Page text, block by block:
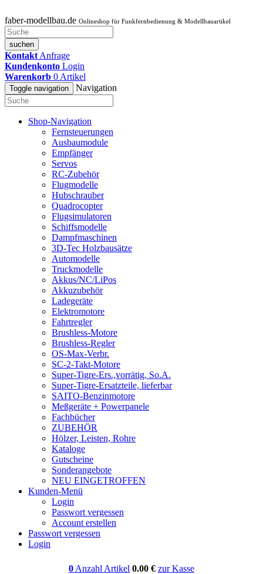
faber-modellbau.de Onlineshop für Funkfernbedienung & Modellbauartikel
suchen
Kontakt Anfrage
Kundenkonto Login
Warenkorb 0 Artikel
Toggle navigation Navigation
Shop-Navigation
Fernsteuerungen
Ausbaumodule
Empfänger
Servos
RC-Zubehör
Flugmodelle
Hubschrauber
Quadrocopter
Flugsimulatoren
Schiffsmodelle
Dampfmaschinen
3D-Tec Holzbausätze
Automodelle
Truckmodelle
Akkus/NC/LiPos
Akkuzubehör
Ladegeräte
Elektromotore
Fahrtregler
Brushless-Motore
Brushless-Regler
OS-Max-Verbr.
SC-2-Takt-Motore
Super-Tigre-Ers.,vorrätig, So.A.
Super-Tigre-Ersatzteile, lieferbar
SAITO-Benzinmotore
Meßgeräte + Powerpanele
Fachbücher
ZUBEHÖR
Hölzer, Leisten, Rohre
Kataloge
Gutscheine
Sonderangebote
NEU EINGETROFFEN
Kunden-Menü
Login
Passwort vergessen
Account erstellen
Passwort vergessen
Login
0 Anzahl Artikel 0.00 € zur Kasse